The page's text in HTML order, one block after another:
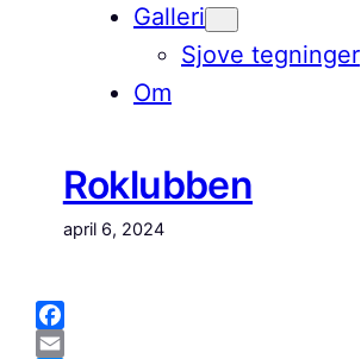
Galleri
Sjove tegninger
Om
Roklubben
april 6, 2024
Facebook